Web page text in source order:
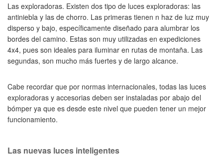
Las exploradoras. Existen dos tipo de luces exploradoras: las
antiniebla y las de chorro. Las primeras tienen n haz de luz muy
disperso y bajo, específicamente diseñado para alumbrar los
bordes del camino. Estas son muy utilizadas en expediciones
4x4, pues son ideales para iluminar en rutas de montaña. Las
segundas, son mucho más fuertes y de largo alcance.
Cabe recordar que por normas internacionales, todas las luces
exploradoras y accesorias deben ser instaladas por abajo del
bómper ya que es desde este nivel que pueden tener un mejor
funcionamiento.
Las nuevas luces inteligentes